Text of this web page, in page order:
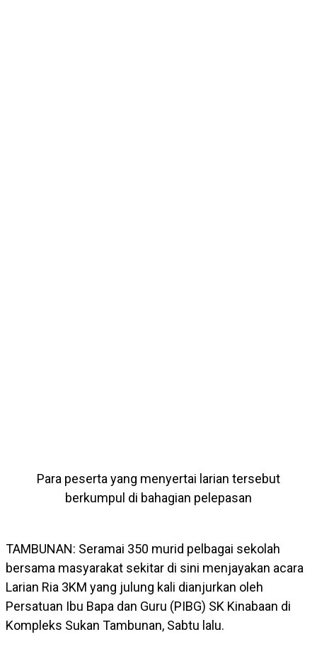
Para peserta yang menyertai larian tersebut
berkumpul di bahagian pelepasan
TAMBUNAN: Seramai 350 murid pelbagai sekolah
bersama masyarakat sekitar di sini menjayakan acara
Larian Ria 3KM yang julung kali dianjurkan oleh
Persatuan Ibu Bapa dan Guru (PIBG) SK Kinabaan di
Kompleks Sukan Tambunan, Sabtu lalu.